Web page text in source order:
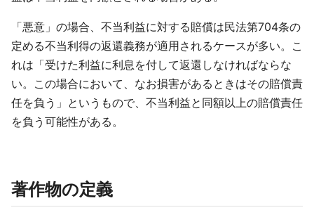
「悪意」の場合、不当利益に対する賠償は民法第704条の
定める不当利得の返還義務が適用されるケースが多い。こ
れは「受けた利益に利息を付して返還しなければならな
い。この場合において、なお損害があるときはその賠償責
任を負う」というもので、不当利益と同額以上の賠償責任
を負う可能性がある。
著作物の定義